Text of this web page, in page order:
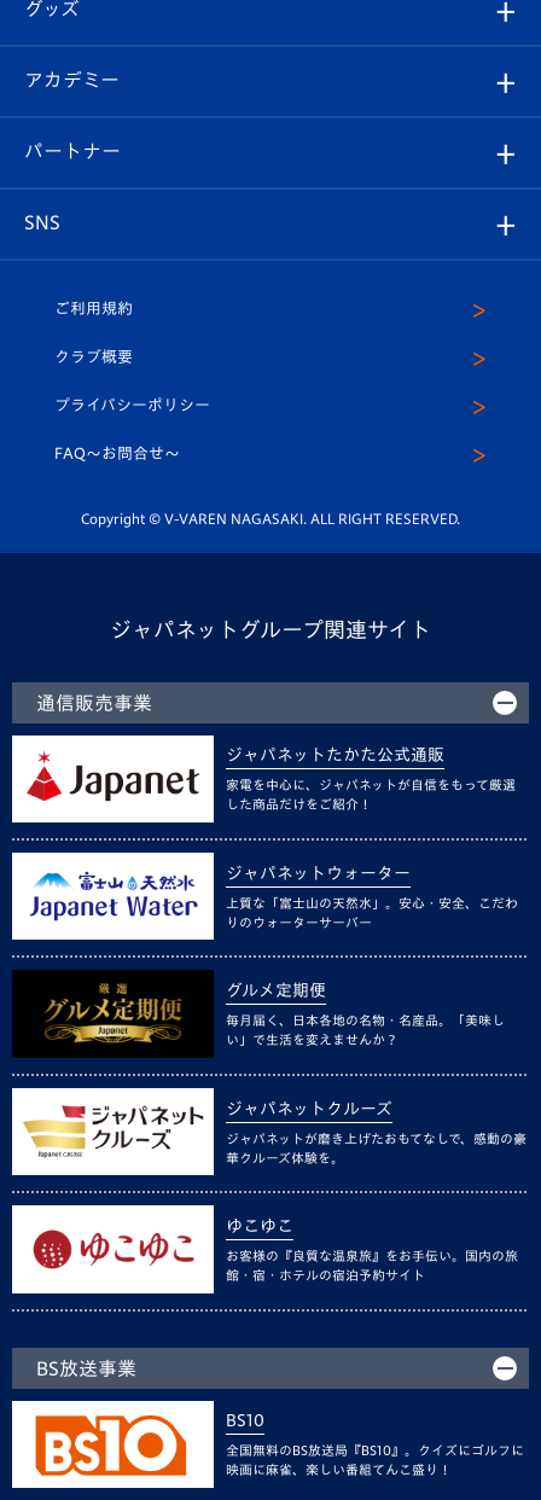
チケット
イベント
メディア
ホームタウン
スタッフプロフィール
マスコット紹介
平和祈念活動
ホームタウン活動
Revive Team
ヴィヴィくんの長崎おもてなしガイド
フォトギャラリー
スタジアムグルメ
V-LOVERS（ファンクラブ）
プレイヤーズスイート
グッズ
オンラインショップ
店舗情報
アカデミー
育成からのお知らせ
U-18
スクール
パートナー
SNS
ヴィヴィくんインスタグラム
公式LINE＠
ご利用規約
クラブ概要
プライバシーポリシー
FAQ〜お問合せ〜
Copyright © V-VAREN NAGASAKI. ALL RIGHT RESERVED.
ジャパネットグループ関連サイト
通信販売事業
ジャパネットたかた公式通販
家電を中心に、ジャパネットが自信をもって厳選
した商品だけをご紹介！
ジャパネットウォーター
上質な「富士山の天然水」。安心・安全、こだわ
りのウォーターサーバー
グルメ定期便
毎月届く、日本各地の名物・名産品。「美味し
い」で生活を変えませんか？
ジャパネットクルーズ
ジャパネットが磨き上げたおもてなしで、感動の豪
華クルーズ体験を。
ゆこゆこ
お客様の『良質な温泉旅』をお手伝い。国内の旅
館・宿・ホテルの宿泊予約サイト
BS放送事業
BS10
全国無料のBS放送局『BS10』。クイズにゴルフに
映画に麻雀、楽しい番組てんこ盛り！